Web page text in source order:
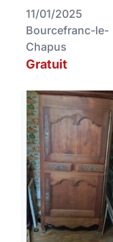
11/01/2025
Bourcefranc-le-
Chapus
Gratuit